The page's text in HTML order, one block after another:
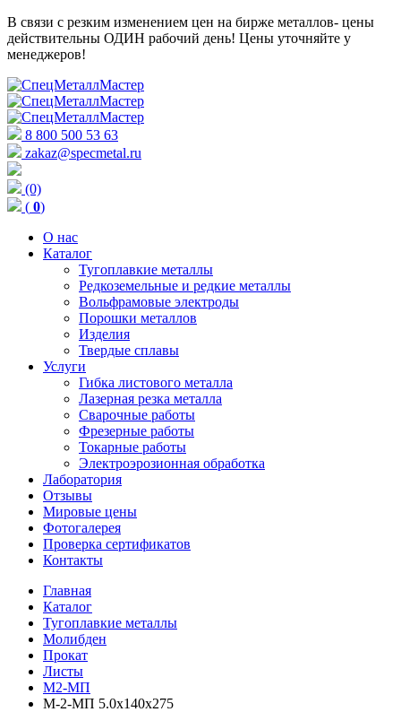
В связи с резким изменением цен на бирже металлов- цены
действительны ОДИН рабочий день! Цены уточняйте у
менеджеров!
8 800 500 53 63
zakaz@specmetal.ru
(0)
( 0)
О нас
Каталог
Тугоплавкие металлы
Редкоземельные и редкие металлы
Вольфрамовые электроды
Порошки металлов
Изделия
Твердые сплавы
Услуги
Гибка листового металла
Лазерная резка металла
Сварочные работы
Фрезерные работы
Токарные работы
Электроэрозионная обработка
Лаборатория
Отзывы
Мировые цены
Фотогалерея
Проверка сертификатов
Контакты
Главная
Каталог
Тугоплавкие металлы
Молибден
Прокат
Листы
М2-МП
М-2-МП 5.0х140х275